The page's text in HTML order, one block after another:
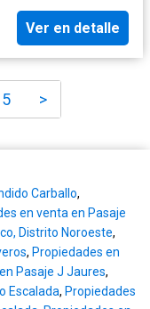
Ver en detalle
5 >
Carballo,
en venta en Pasaje
Distrito Noroeste,
, Propiedades en
Pasaje J Jaures,
Escalada, Propiedades